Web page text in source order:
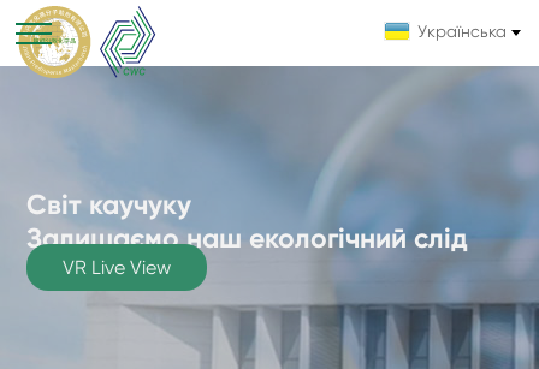
Українська
Світ каучуку
Залишаємо наш екологічний слід
VR Live View
Світ каучуку
Залишаємо наш екологічний слід
VR Live View